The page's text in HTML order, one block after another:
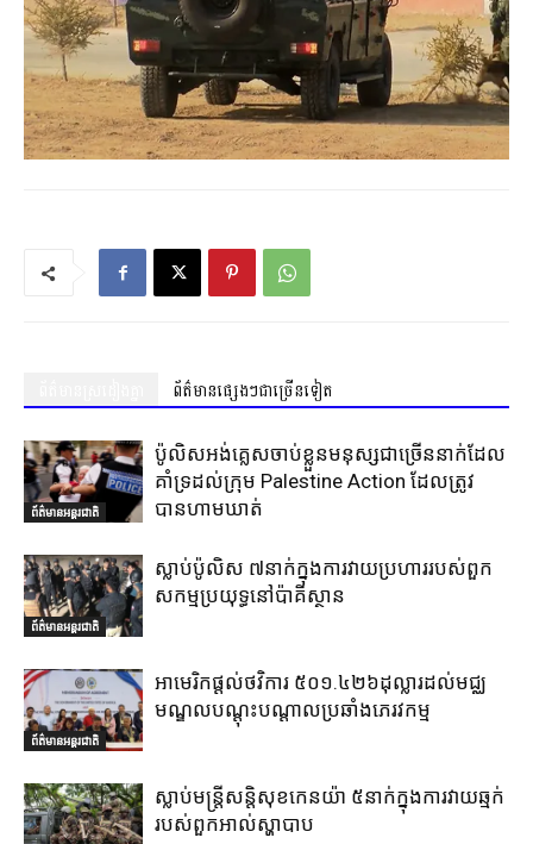
ព័ត៌មានផ្សេងៗជាច្រើនទៀត
ព័ត៌មានអន្តរជាតិ
ប៉ូលិសអង់គ្លេសចាប់ខ្លួនមនុស្សជាច្រើននាក់ដែល
គាំទ្រដល់ក្រុម Palestine Action ដែលត្រូវ
បានហាមឃាត់
ព័ត៌មានអន្តរជាតិ
ស្លាប់ប៉ូលិស ៧នាក់ក្នុងការវាយប្រហាររបស់ពួក
សកម្មប្រយុទ្ធនៅប៉ាគីស្ថាន
ព័ត៌មានអន្តរជាតិ
អាមេរិកផ្តល់ថវិការ ៥០១.៤២៦ដុល្លារដល់មជ្ឈ
មណ្ឌលបណ្តុះបណ្តាលប្រឆាំងភេរវកម្ម
ស្លាប់មន្ត្រីសន្តិសុខកេនយ៉ា ៥នាក់ក្នុងការវាយឆ្មក់
របស់ពួកអាល់ស្ហាបាប